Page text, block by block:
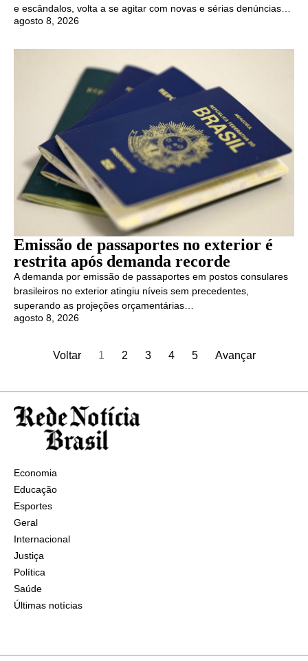
e escândalos, volta a se agitar com novas e sérias denúncias…
agosto 8, 2026
Emissão de passaportes no exterior é
restrita após demanda recorde
A demanda por emissão de passaportes em postos consulares
brasileiros no exterior atingiu níveis sem precedentes,
superando as projeções orçamentárias…
agosto 8, 2026
Voltar 1 2 3 4 5 Avançar
Economia
Educação
Esportes
Geral
Internacional
Justiça
Política
Saúde
Últimas notícias